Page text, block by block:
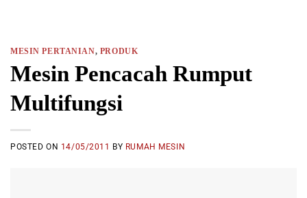
MESIN PERTANIAN, PRODUK
Mesin Pencacah Rumput
Multifungsi
POSTED ON 14/05/2011 BY RUMAH MESIN